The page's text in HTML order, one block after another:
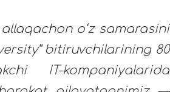
o‘z samarasini
bitiruvchilarining 80
IT-kompaniyalarida